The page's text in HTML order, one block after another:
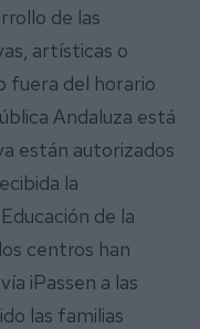
de las
artísticas o
fuera del horario
Andaluza está
están autorizados
la
de la
centros han
iPassen a las
las familias